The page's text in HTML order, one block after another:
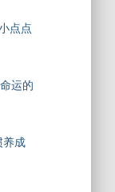
点点
运的
养成